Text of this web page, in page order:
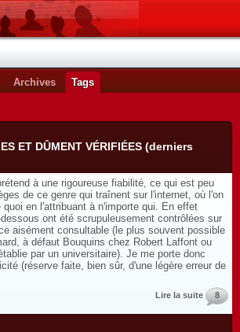
Archives Tags
ET DÛMENT VÉRIFIÉES (derniers
à une rigoureuse fiabilité, ce qui est peu
de ce genre qui traînent sur l'internet, où l'on
quoi en l'attribuant à n'importe qui. En effet
ont été scrupuleusement contrôlées sur
aisément consultable (le plus souvent possible
à défaut Bouquins chez Robert Laffont ou
par un universitaire). Je me porte donc
(réserve faite, bien sûr, d'une légère erreur de
Lire la suite 8